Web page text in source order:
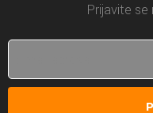
Prijavite